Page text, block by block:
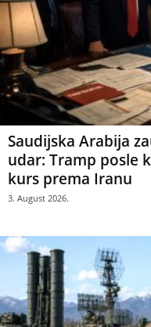
Saudijska Arabija
udar: Tramp posle
kurs prema Iranu
3. August 2026.